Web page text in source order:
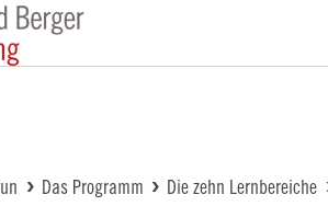
Das Programm Die zehn Lernbereiche